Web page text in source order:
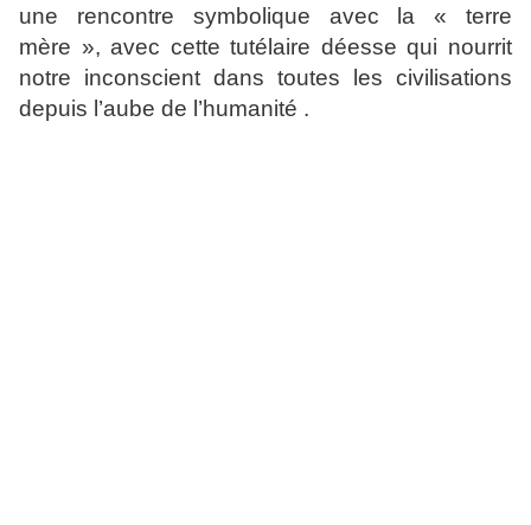
une rencontre symbolique avec la « terre
mère », avec cette tutélaire déesse qui nourrit
notre inconscient dans toutes les civilisations
depuis l’aube de l’humanité .